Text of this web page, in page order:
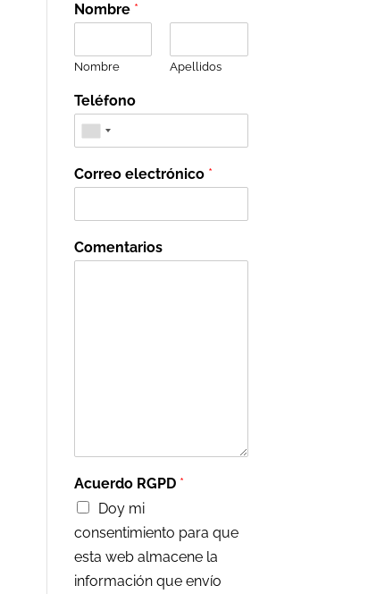
Nombre *
Nombre Apellidos
Teléfono
Correo electrónico *
Comentarios
Acuerdo RGPD *
Doy mi
consentimiento para que
esta web almacene la
información que envío